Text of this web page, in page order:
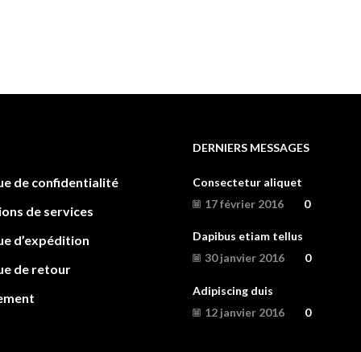
de confidentialité
de services
d’expédition
de retour
DERNIERS MESSAGES
Consectetur aliquet
17 février 2016
0
Dapibus etiam tellus
30 janvier 2016
0
Adipiscing duis
12 janvier 2016
0